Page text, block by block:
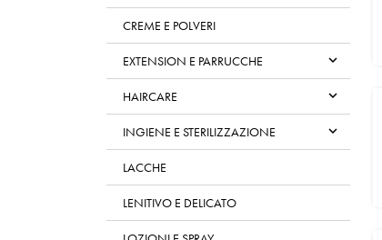
CREME E POLVERI
EXTENSION E PARRUCCHE 
HAIRCARE 
INGIENE E STERILIZZAZIONE 
LACCHE
LENITIVO E DELICATO